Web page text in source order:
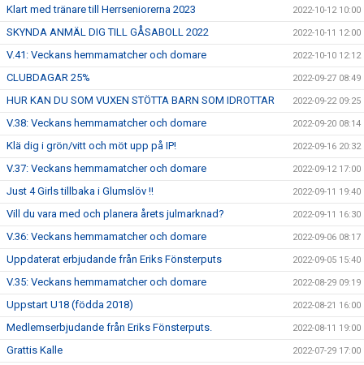
Klart med tränare till Herrseniorerna 2023 2022-10-12 10:00
SKYNDA ANMÄL DIG TILL GÅSABOLL 2022 2022-10-11 12:00
V.41: Veckans hemmamatcher och domare 2022-10-10 12:12
CLUBDAGAR 25% 2022-09-27 08:49
HUR KAN DU SOM VUXEN STÖTTA BARN SOM IDROTTAR 2022-09-22 09:25
V.38: Veckans hemmamatcher och domare 2022-09-20 08:14
Klä dig i grön/vitt och möt upp på IP! 2022-09-16 20:32
V.37: Veckans hemmamatcher och domare 2022-09-12 17:00
Just 4 Girls tillbaka i Glumslöv !! 2022-09-11 19:40
Vill du vara med och planera årets julmarknad? 2022-09-11 16:30
V.36: Veckans hemmamatcher och domare 2022-09-06 08:17
Uppdaterat erbjudande från Eriks Fönsterputs 2022-09-05 15:40
V.35: Veckans hemmamatcher och domare 2022-08-29 09:19
Uppstart U18 (födda 2018) 2022-08-21 16:00
Medlemserbjudande från Eriks Fönsterputs. 2022-08-11 19:00
Grattis Kalle 2022-07-29 17:00